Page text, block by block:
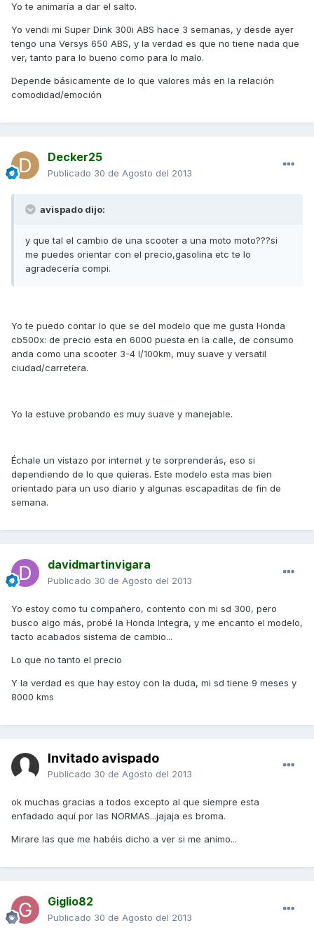
Yo te animaría a dar el salto.
Yo vendi mi Super Dink 300i ABS hace 3 semanas, y desde ayer
tengo una Versys 650 ABS, y la verdad es que no tiene nada que
ver, tanto para lo bueno como para lo malo.
Depende básicamente de lo que valores más en la relación
comodidad/emoción
Decker25
Publicado 30 de Agosto del 2013
avispado dijo:
y que tal el cambio de una scooter a una moto moto???si
me puedes orientar con el precio,gasolina etc te lo
agradecería compi.
Yo te puedo contar lo que se del modelo que me gusta Honda
cb500x: de precio esta en 6000 puesta en la calle, de consumo
anda como una scooter 3-4 l/100km, muy suave y versatil
ciudad/carretera.
Yo la estuve probando es muy suave y manejable.
Échale un vistazo por internet y te sorprenderás, eso si
dependiendo de lo que quieras. Este modelo esta mas bien
orientado para un uso diario y algunas escapaditas de fin de
semana.
davidmartinvigara
Publicado 30 de Agosto del 2013
Yo estoy como tu compañero, contento con mi sd 300, pero
busco algo más, probé la Honda Integra, y me encanto el modelo,
tacto acabados sistema de cambio...
Lo que no tanto el precio
Y la verdad es que hay estoy con la duda, mi sd tiene 9 meses y
8000 kms
Invitado avispado
Publicado 30 de Agosto del 2013
ok muchas gracias a todos excepto al que siempre esta
enfadado aquí por las NORMAS...jajaja es broma.
Mirare las que me habéis dicho a ver si me animo...
Giglio82
Publicado 30 de Agosto del 2013